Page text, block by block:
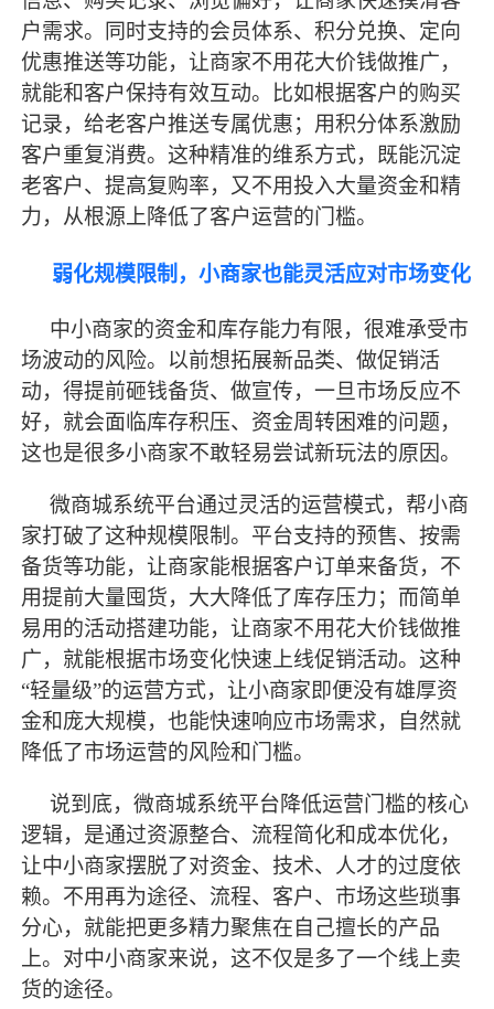
户需求。同时支持的会员体系、积分兑换、定向
优惠推送等功能，让商家不用花大价钱做推广，
就能和客户保持有效互动。比如根据客户的购买
记录，给老客户推送专属优惠；用积分体系激励
客户重复消费。这种精准的维系方式，既能沉淀
老客户、提高复购率，又不用投入大量资金和精
力，从根源上降低了客户运营的门槛。
弱化规模限制，小商家也能灵活应对市场变化
中小商家的资金和库存能力有限，很难承受市
场波动的风险。以前想拓展新品类、做促销活
动，得提前砸钱备货、做宣传，一旦市场反应不
好，就会面临库存积压、资金周转困难的问题，
这也是很多小商家不敢轻易尝试新玩法的原因。
微商城系统平台通过灵活的运营模式，帮小商
家打破了这种规模限制。平台支持的预售、按需
备货等功能，让商家能根据客户订单来备货，不
用提前大量囤货，大大降低了库存压力；而简单
易用的活动搭建功能，让商家不用花大价钱做推
广，就能根据市场变化快速上线促销活动。这种
“轻量级”的运营方式，让小商家即便没有雄厚资
金和庞大规模，也能快速响应市场需求，自然就
降低了市场运营的风险和门槛。
说到底，微商城系统平台降低运营门槛的核心
逻辑，是通过资源整合、流程简化和成本优化，
让中小商家摆脱了对资金、技术、人才的过度依
赖。不用再为途径、流程、客户、市场这些琐事
分心，就能把更多精力聚焦在自己擅长的产品
上。对中小商家来说，这不仅是多了一个线上卖
货的途径。